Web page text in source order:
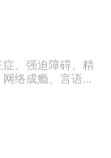
、强迫障碍、精
络成瘾、言语与
症、抽动症、精